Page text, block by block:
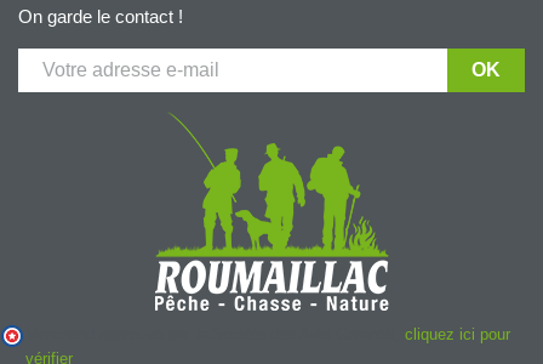
On garde le contact !
cliquez ici pour
vérifier.